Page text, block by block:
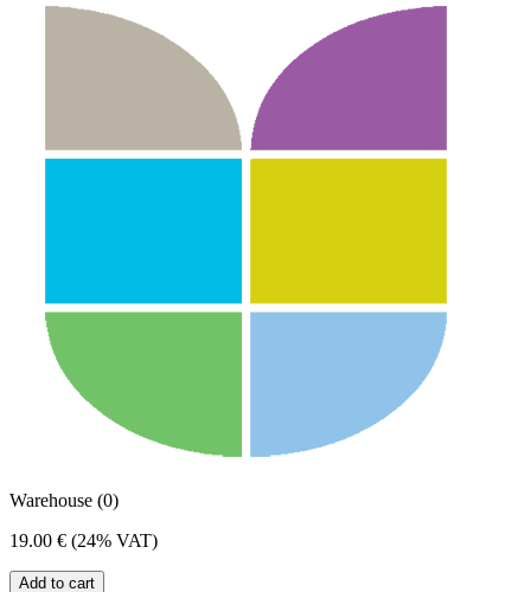
Warehouse (0)
19.00 € (24% VAT)
Add to cart